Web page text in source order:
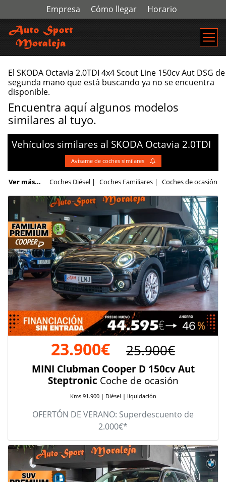
Empresa Cómo llegar Horario
El SKODA Octavia 2.0TDI 4x4 Scout Line 150cv Aut DSG de
segunda mano que está buscando ya no se encuentra
disponible.
Encuentra aquí algunos modelos
similares al tuyo.
Vehículos similares al SKODA Octavia 2.0TDI
Avísame de coches similares
Ver más... Coches Diésel | Coches Familiares | Coches de ocasión
23.900€ 25.900€
MINI Clubman Cooper D 150cv Aut
Steptronic Coche de ocasión
Kms 91.900 | Diésel | liquidación
OFERTÓN DE VERANO: Superdescuento de
2.000€*